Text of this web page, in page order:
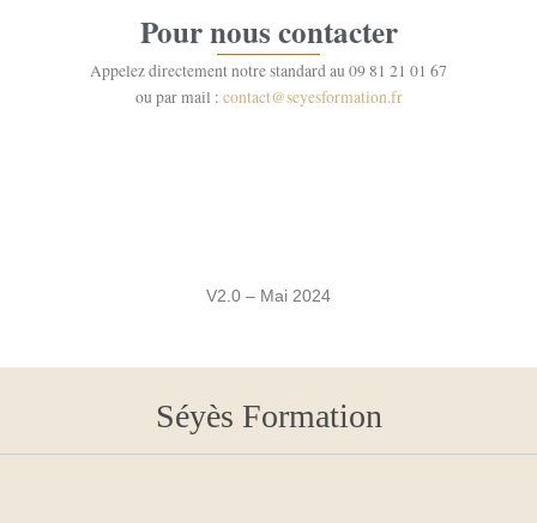
Pour nous contacter
Appelez directement notre standard au 09 81 21 01 67
ou par mail : contact@seyesformation.fr
V2.0 – Mai 2024
Séyès Formation